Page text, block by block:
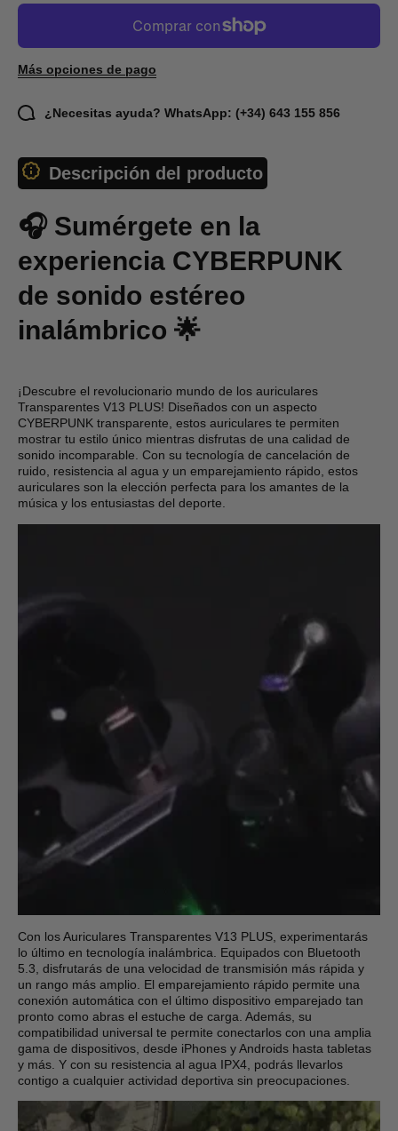
Más opciones de pago
¿Necesitas ayuda? WhatsApp: (+34) 643 155 856
Descripción del producto
🎧 Sumérgete en la
experiencia CYBERPUNK
de sonido estéreo
inalámbrico 🌟
¡Descubre el revolucionario mundo de los auriculares
Transparentes V13 PLUS! Diseñados con un aspecto
CYBERPUNK transparente, estos auriculares te permiten
mostrar tu estilo único mientras disfrutas de una calidad de
sonido incomparable. Con su tecnología de cancelación de
ruido, resistencia al agua y un emparejamiento rápido, estos
auriculares son la elección perfecta para los amantes de la
música y los entusiastas del deporte.
Con los Auriculares Transparentes V13 PLUS, experimentarás
lo último en tecnología inalámbrica. Equipados con Bluetooth
5.3, disfrutarás de una velocidad de transmisión más rápida y
un rango más amplio. El emparejamiento rápido permite una
conexión automática con el último dispositivo emparejado tan
pronto como abras el estuche de carga. Además, su
compatibilidad universal te permite conectarlos con una amplia
gama de dispositivos, desde iPhones y Androids hasta tabletas
y más. Y con su resistencia al agua IPX4, podrás llevarlos
contigo a cualquier actividad deportiva sin preocupaciones.